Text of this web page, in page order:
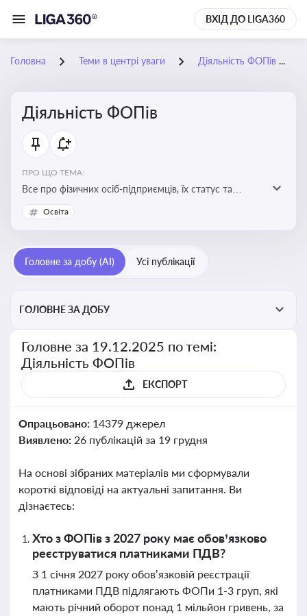
ВХІД ДО LIGA360
Головна Теми в центрі уваги Діяльність ФОПів
Діяльність ФОПів
ПРО ЩО ТЕМА:
Все про фізичних осіб-підприємців, їх статус та
діяльність. Зміни в законодавстві, що стосуються
роботи ФОПів
Освіта
Головне за добу (AI) Усі публікації
ГОЛОВНЕ ЗА ДОБУ
Головне за 19.12.2025 по темі:
Діяльність ФОПів
ЕКСПОРТ
Опрацьовано: 14379 джерел
Виявлено: 26 публікацій за 19 грудня
На основі зібраних матеріалів ми сформували
короткі відповіді на актуальні запитання. Ви
дізнаєтесь:
Хто з ФОПів з 2027 року має обов’язково
реєструватися платниками ПДВ?
З 1 січня 2027 року обов’язковій реєстрації
платниками ПДВ підлягають ФОПи 1-3 груп, які
мають річний оборот понад 1 мільйон гривень, за